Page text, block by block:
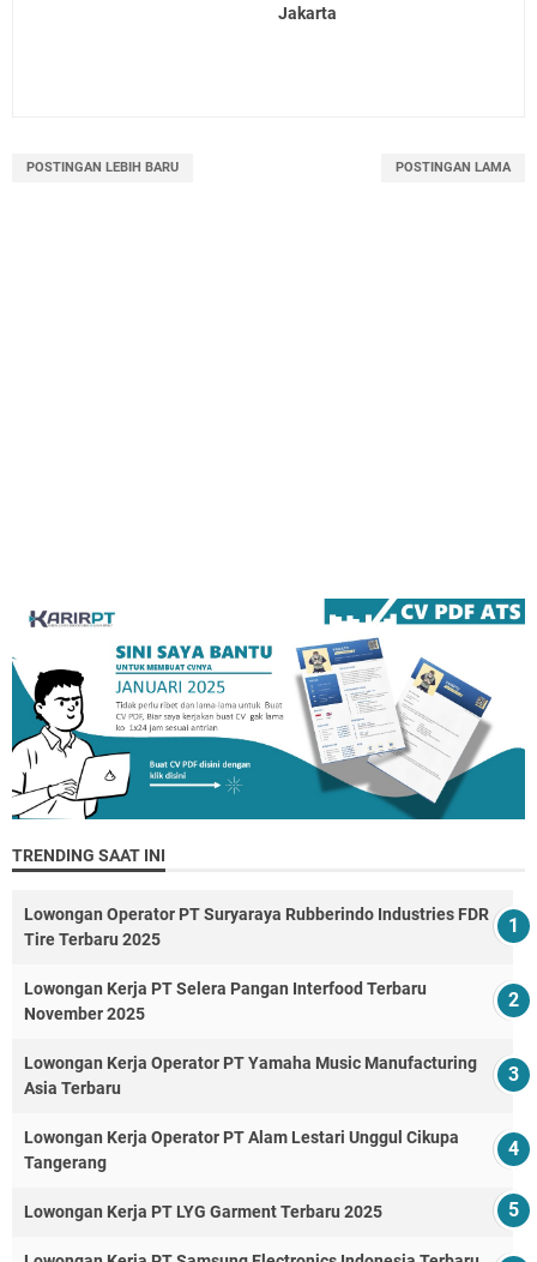
Jakarta
POSTINGAN LEBIH BARU POSTINGAN LAMA
TRENDING SAAT INI
Lowongan Operator PT Suryaraya Rubberindo Industries FDR
Tire Terbaru 2025
Lowongan Kerja PT Selera Pangan Interfood Terbaru
November 2025
Lowongan Kerja Operator PT Yamaha Music Manufacturing
Asia Terbaru
Lowongan Kerja Operator PT Alam Lestari Unggul Cikupa
Tangerang
Lowongan Kerja PT LYG Garment Terbaru 2025